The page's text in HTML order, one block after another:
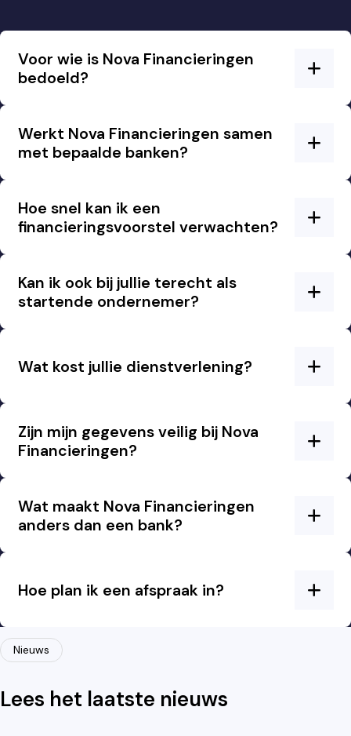
Voor wie is Nova Financieringen
bedoeld?
Werkt Nova Financieringen samen
met bepaalde banken?
Hoe snel kan ik een
financieringsvoorstel verwachten?
Kan ik ook bij jullie terecht als
startende ondernemer?
Wat kost jullie dienstverlening?
Zijn mijn gegevens veilig bij Nova
Financieringen?
Wat maakt Nova Financieringen
anders dan een bank?
Hoe plan ik een afspraak in?
Nieuws
Lees het laatste nieuws